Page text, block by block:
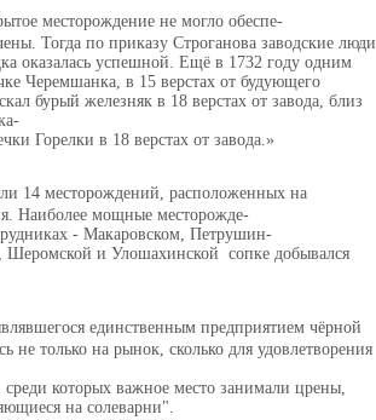
месторождение не могло обеспе-
Тогда по приказу Строганова заводские люди
оказалась успешной. Ещё в 1732 году одним
Черемшанка, в 15 верстах от будующего
бурый железняк в 18 верстах от завода, близ
Горелки в 18 верстах от завода.
14 месторождений, расположенных на
Наиболее мощные месторожде-
- Макаровском, Петрушин-
и Улошахинской сопке добывался
единственным предприятием чёрной
не только на рынок, сколько для удовлетворения
среди которых важное место занимали црены,
на солеварни".